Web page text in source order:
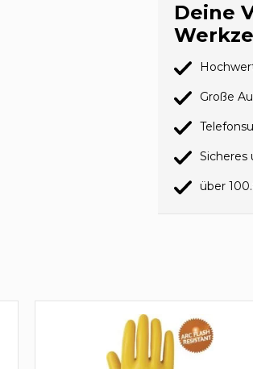
Deine
Große
Sicheres
über